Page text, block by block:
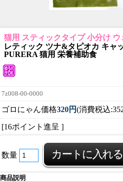
猫用 スティックタイプ 小分け ウ
レティック ツナ&タピオカ キャ
PURERA 猫用 栄養補助食
7z008-00-0000
ゴロにゃん価格320円(消費税込
[16ポイント進呈 ]
数量
商品説明